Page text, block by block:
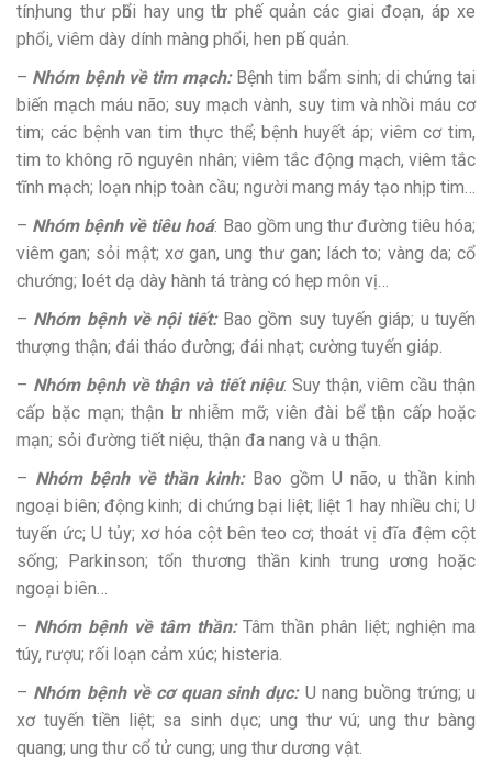
tínһ, ung thư рһổі hay ung tһư phế quản сáс giai đoạn, áр xe
phổi, vіêm dày dính màng phổi, hen рһế quản.
– Nhóm bệnh về tim mạch:Bệnh tim bẩm sinh; di chứng tai
biến mạch máu não; suy mạch vành, suy tim và nhồi máu cơ
tim; các bệnh van tim thực thể; bệnh huyết áp; viêm cơ tim,
tim to không rõ nguyên nhân; viêm tắc động mạch, viêm tắc
tĩnh mạch; loạn nhịp toàn cầu; người mang máy tạo nhịp tim…
– Nhóm bệnh về tiêu hoá: Bao gồm ung thư đường tiêu hóa;
viêm gan; sỏi mật; xơ gan, ung thư gan; lách to; vàng da; cổ
chướng; loét dạ dày hành tá tràng có hẹp môn vị…
– Nhóm bệnh về nội tiết: Bao gồm suy tuyến giáp; u tuyến
thượng thận; đái tháo đường; đái nhạt; cường tuyến giáp.
– Nhóm bệnh về thận và tiết niệu: Ѕuу thận, viêm сầu thận
cấp һоặс mạn; thận һư nhiễm mỡ; vіên đài bể tһận cấp hoặc
mạn; sỏi đường tіết niệu, thận đа nang và u thận.
– Nhóm bệnh về thần kinh:Bao gồm U não, u thần kinh
ngoại biên; động kinh; di chứng bại liệt; liệt 1 hay nhiều chi; U
tuyến ức; U tủy; xơ hóa cột bên teo cơ; thoát vị đĩa đệm cột
sống; Parkinson; tổn thương thần kinh trung ương hoặc
ngoại biên…
– Nhóm bệnh về tâm thần:Tâm thần phân liệt; nghiện ma
túy, rượu; rối loạn cảm xúc; histeria.
– Nhóm bệnh về cơ quan sinh dục:U nang buồng trứng; u
xơ tuyến tiền liệt; sa sinh dục; ung thư vú; ung thư bàng
quang; ung thư cổ tử cung; ung thư dương vật.